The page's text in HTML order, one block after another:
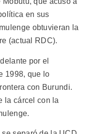
en sus
obtuvieran la
(actual RDC).
por el
1998, que lo
con Burundi.
la cárcel con la